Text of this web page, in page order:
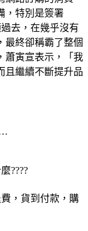
，特別是簽署
去，在幾乎沒有
最終卻稱霸了整個
蕭寅宣表示，「我
且繼續不斷提升品
…
????
費，貨到付款，購